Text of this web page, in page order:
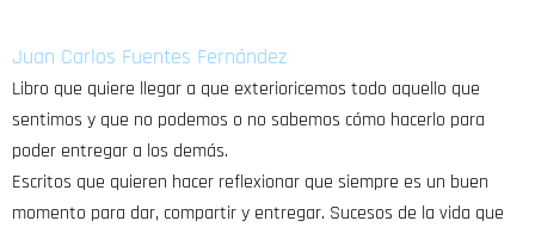
Juan Carlos Fuentes Fernández
Libro que quiere llegar a que exterioricemos todo aquello que
sentimos y que no podemos o no sabemos cómo hacerlo para
poder entregar a los demás.
Escritos que quieren hacer reflexionar que siempre es un buen
momento para dar, compartir y entregar. Sucesos de la vida que